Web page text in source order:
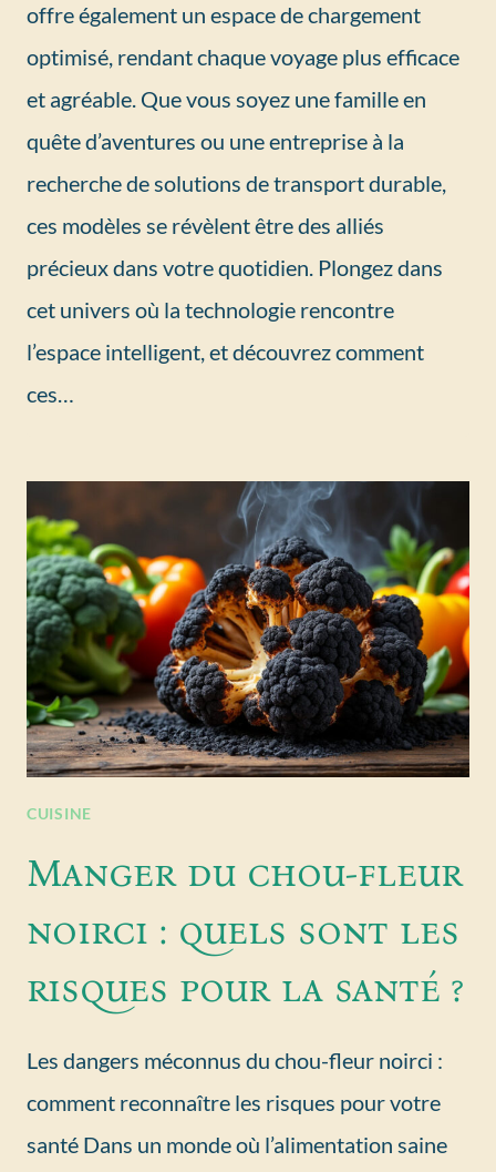
offre également un espace de chargement
optimisé, rendant chaque voyage plus efficace
et agréable. Que vous soyez une famille en
quête d’aventures ou une entreprise à la
recherche de solutions de transport durable,
ces modèles se révèlent être des alliés
précieux dans votre quotidien. Plongez dans
cet univers où la technologie rencontre
l’espace intelligent, et découvrez comment
ces…
CUISINE
Manger du chou-fleur
noirci : quels sont les
risques pour la santé ?
Les dangers méconnus du chou-fleur noirci :
comment reconnaître les risques pour votre
santé Dans un monde où l’alimentation saine